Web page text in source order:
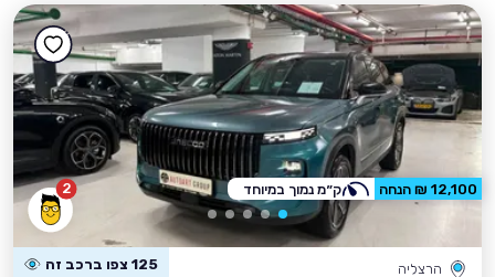
2
הרצליה 125 צפו ברכב זה
12,100 ₪ הנחה ק״מ נמוך במיוחד